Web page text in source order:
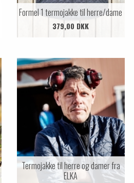
Formel 1 termojakke til herre/dame
379,00 DKK
Termojakke til herre og damer fra
ELKA